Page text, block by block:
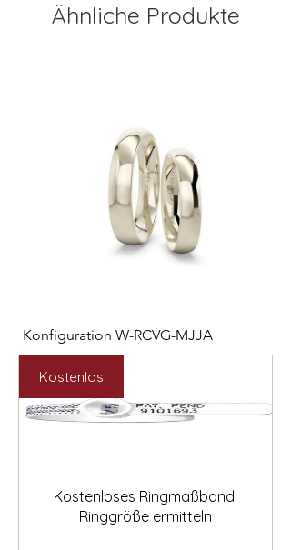
Ähnliche Produkte
Konfiguration W-RCVG-MJJA
Preis
2.531,00 €
Preis
Kostenlos
Kostenloses Ringmaßband:
Ringgröße ermitteln